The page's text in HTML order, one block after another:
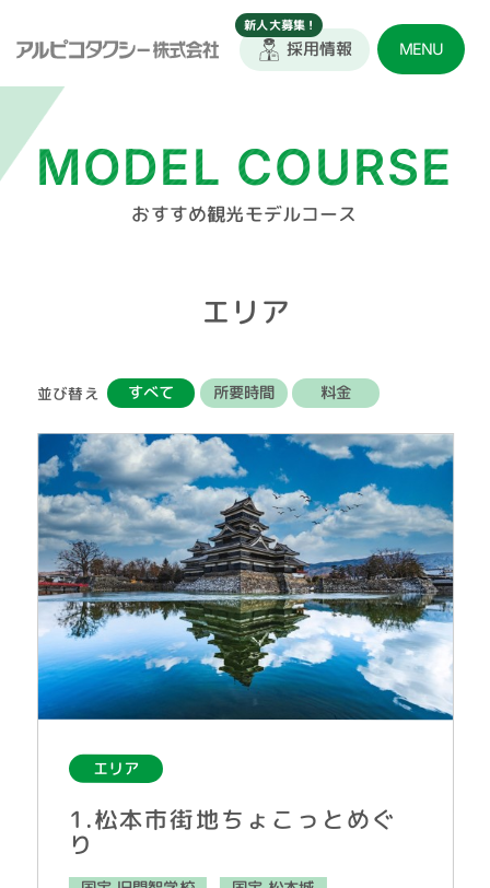
MENU
採用情報
おすすめ観光モデルコース
MODEL COURSE
エリア
並び替え すべて 所要時間 料金
エリア
1.松本市街地ちょこっとめぐ
り